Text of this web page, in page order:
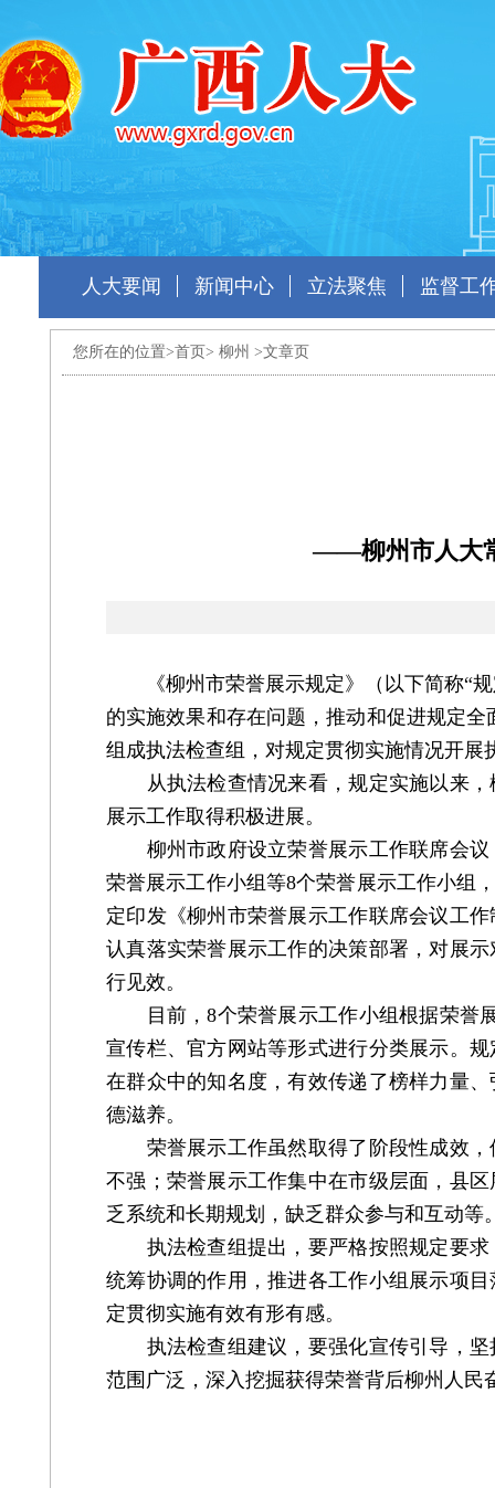
人大要闻 新闻中心 立法聚焦 监督工
您所在的位置>首页 > 柳州 >文章页
——柳州市人大
《柳州市荣誉展示规定》（以下简称“规
的实施效果和存在问题，推动和促进规定
组成执法检查组，对规定贯彻实施情况开展
从执法检查情况来看，规定实施以来，
展示工作取得积极进展。
柳州市政府设立荣誉展示工作联席会议
荣誉展示工作小组等8个荣誉展示工作小组
定印发《柳州市荣誉展示工作联席会议工
认真落实荣誉展示工作的决策部署，对展
行见效。
目前，8个荣誉展示工作小组根据荣誉展
宣传栏、官方网站等形式进行分类展示。
在群众中的知名度，有效传递了榜样力量
德滋养。
荣誉展示工作虽然取得了阶段性成效，
不强；荣誉展示工作集中在市级层面，县
乏系统和长期规划，缺乏群众参与和互动等
执法检查组提出，要严格按照规定要求
统筹协调的作用，推进各工作小组展示项
定贯彻实施有效有形有感。
执法检查组建议，要强化宣传引导，坚
范围广泛，深入挖掘获得荣誉背后柳州人